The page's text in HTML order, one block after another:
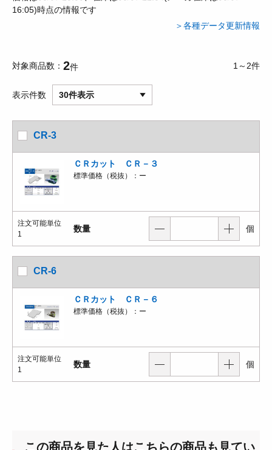
16:05)時点の情報です
＞各種データ更新情報
対象商品数 2件 1～2件
表示件数 30件表示
CR-3
ＣＲカット ＣＲ－３
標準価格（税抜）： ー
注文可能単位
1
数量 個
CR-6
ＣＲカット ＣＲ－６
標準価格（税抜）： ー
注文可能単位
1
数量 個
この商品を見た人はこちらの商品も見てい